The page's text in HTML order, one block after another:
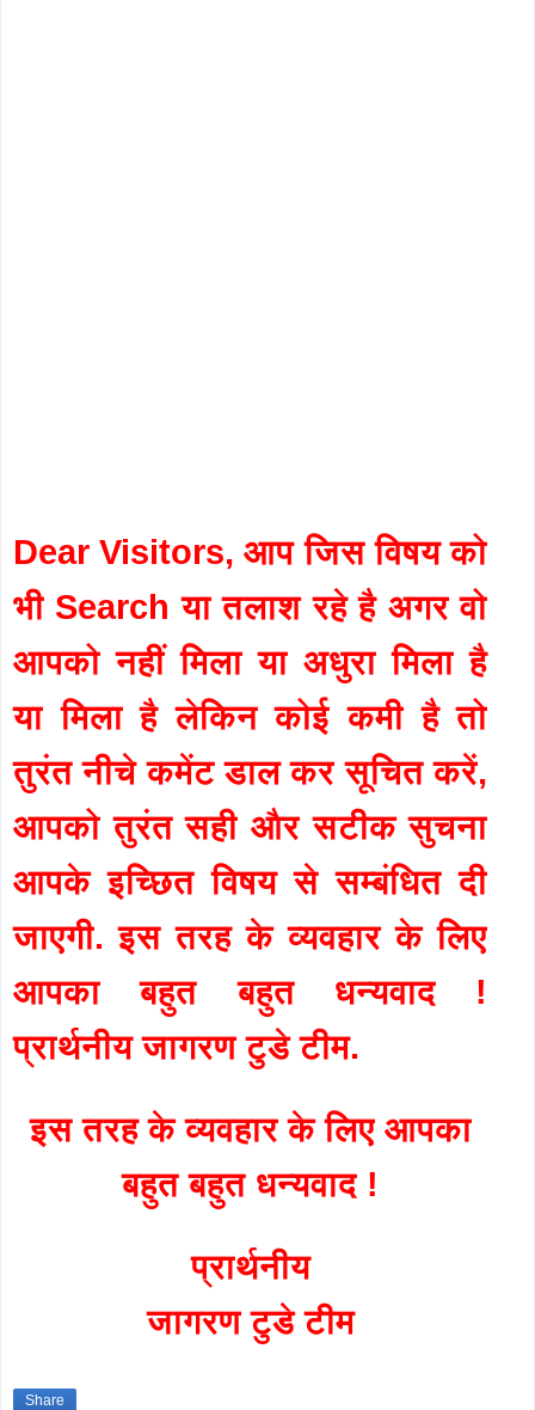
Dear Visitors, आप जिस विषय को
भी Search या तलाश रहे है अगर वो
आपको नहीं मिला या अधुरा मिला है
या मिला है लेकिन कोई कमी है तो
तुरंत नीचे कमेंट डाल कर सूचित करें,
आपको तुरंत सही और सटीक सुचना
आपके इच्छित विषय से सम्बंधित दी
जाएगी. इस तरह के व्यवहार के लिए
आपका बहुत बहुत धन्यवाद !
प्रार्थनीय जागरण टुडे टीम.
इस तरह के व्यवहार के लिए आपका
बहुत बहुत धन्यवाद !
प्रार्थनीय
जागरण टुडे टीम
Share